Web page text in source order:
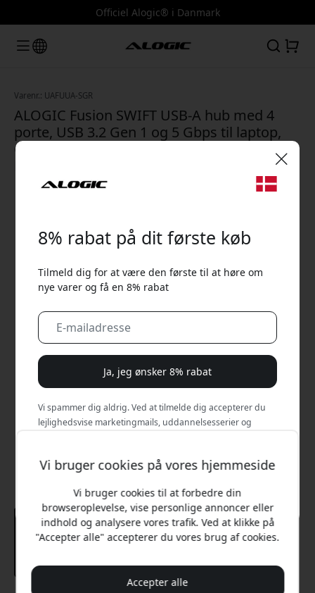
Officiel Alogic® i Danmark
Varenr.: UAFUUA-SGR
ALOGIC Fusion SWIFT USB-A hub med 4
porte, USB 3.2 Gen 1 og 5 Gbps til laptop,
Chromebook og Microsoft-enheder -
Vi bruger cookies på vores hjemmeside
Vi bruger cookies til at forbedre din
browseroplevelse, vise personlige annoncer eller
indhold og analysere vores trafik. Ved at klikke på
"Accepter alle" accepterer du vores brug af cookies.
Accepter alle
8% rabat på dit første køb
Tilmeld dig for at være den første til at høre om
nye varer og få en 8% rabat
Ja, jeg ønsker 8% rabat
Vi spammer dig aldrig. Ved at tilmelde dig accepterer du
lejlighedsvise marketingmails, uddannelsesserier og
Nej, jeg vil hellere betale fuld pris.
🎉 Din rabatkode: